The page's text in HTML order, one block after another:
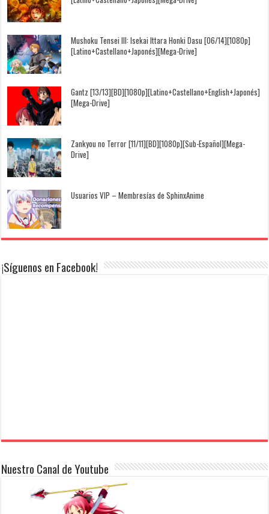
Mushoku Tensei III: Isekai Ittara Honki Dasu [06/14][1080p]
[Latino+Castellano+Japonés][Mega-Drive]
Gantz [13/13][BD][1080p][Latino+Castellano+English+Japonés]
[Mega-Drive]
Zankyou no Terror [11/11][BD][1080p][Sub-Español][Mega-
Drive]
Usuarios VIP – Membresías de SphinxAnime
¡Síguenos en Facebook!
Nuestro Canal de Youtube